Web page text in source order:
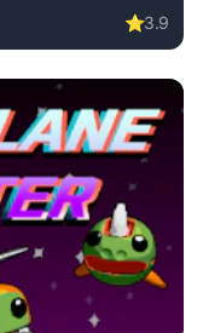
⭐3.9
adventure game,